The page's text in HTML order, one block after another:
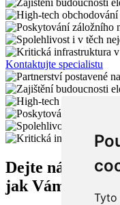
Tyto
Kontaktujte specialistu
Dejte nám
jak Vám